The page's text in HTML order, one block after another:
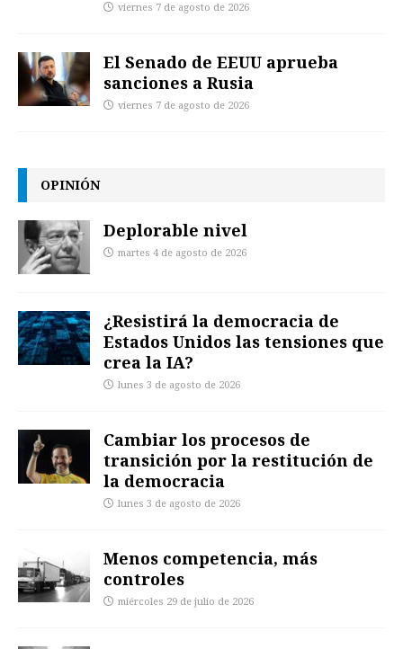
viernes 7 de agosto de 2026
El Senado de EEUU aprueba
sanciones a Rusia
viernes 7 de agosto de 2026
OPINIÓN
Deplorable nivel
martes 4 de agosto de 2026
¿Resistirá la democracia de
Estados Unidos las tensiones que
crea la IA?
lunes 3 de agosto de 2026
Cambiar los procesos de
transición por la restitución de
la democracia
lunes 3 de agosto de 2026
Menos competencia, más
controles
miércoles 29 de julio de 2026